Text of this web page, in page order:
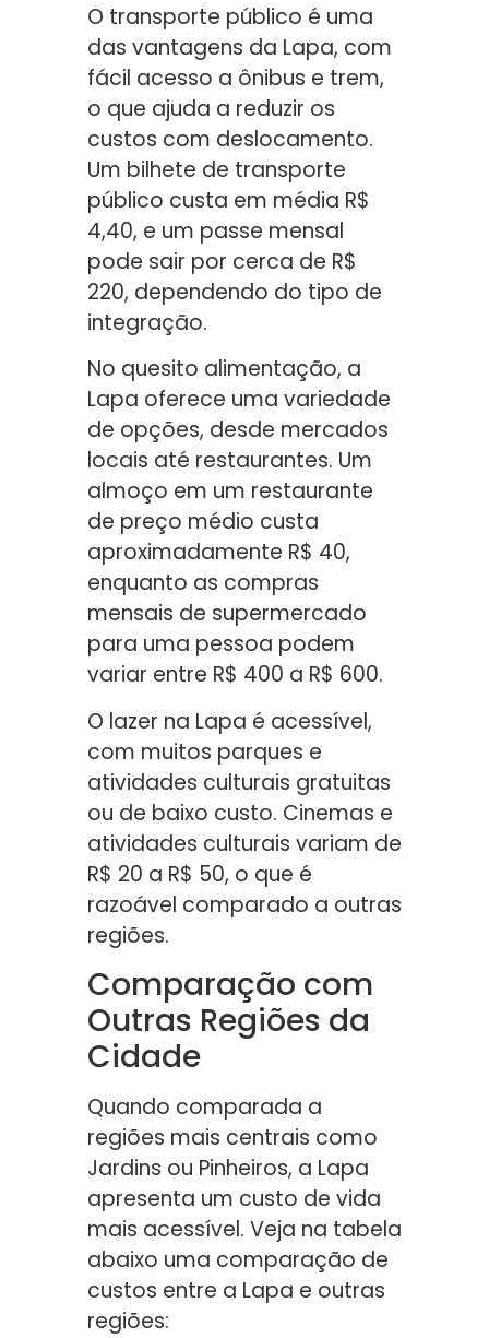
O transporte público é uma
das vantagens da Lapa, com
fácil acesso a ônibus e trem,
o que ajuda a reduzir os
custos com deslocamento.
Um bilhete de transporte
público custa em média R$
4,40, e um passe mensal
pode sair por cerca de R$
220, dependendo do tipo de
integração.
No quesito alimentação, a
Lapa oferece uma variedade
de opções, desde mercados
locais até restaurantes. Um
almoço em um restaurante
de preço médio custa
aproximadamente R$ 40,
enquanto as compras
mensais de supermercado
para uma pessoa podem
variar entre R$ 400 a R$ 600.
O lazer na Lapa é acessível,
com muitos parques e
atividades culturais gratuitas
ou de baixo custo. Cinemas e
atividades culturais variam de
R$ 20 a R$ 50, o que é
razoável comparado a outras
regiões.
Comparação com
Outras Regiões da
Cidade
Quando comparada a
regiões mais centrais como
Jardins ou Pinheiros, a Lapa
apresenta um custo de vida
mais acessível. Veja na tabela
abaixo uma comparação de
custos entre a Lapa e outras
regiões: